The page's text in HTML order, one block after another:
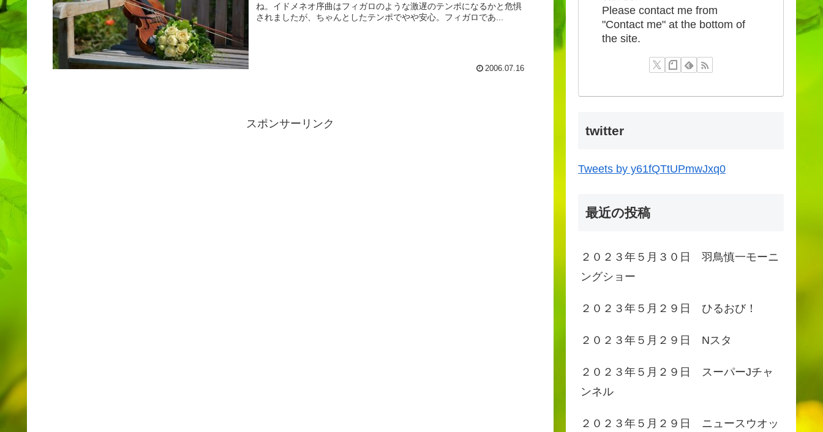
ね。イドメネオ序曲はフィガロのような激遅のテンポになるかと危惧
されましたが、ちゃんとしたテンポでやや安心。フィガロであ...
2006.07.16
スポンサーリンク
Please contact me from
"Contact me" at the bottom of
the site.
twitter
Tweets by y61fQTtUPmwJxq0
最近の投稿
２０２３年５月３０日 羽鳥慎一モーニ
ングショー
２０２３年５月２９日 ひるおび！
２０２３年５月２９日 Nスタ
２０２３年５月２９日 スーパーJチャ
ンネル
２０２３年５月２９日 ニュースウオッ